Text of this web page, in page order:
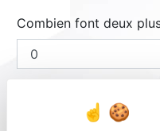
Combien font deux
En cochant cette
particulières ci-